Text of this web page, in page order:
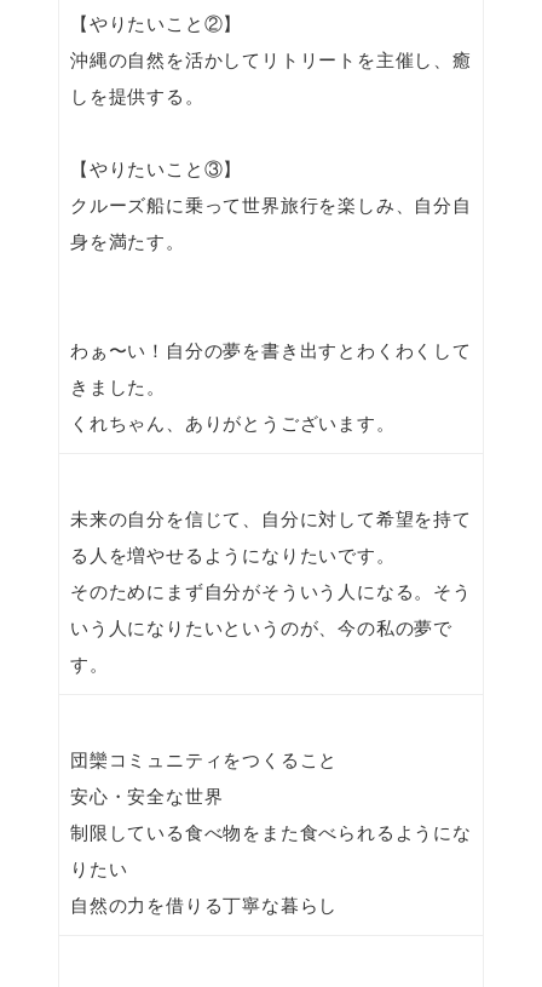
【やりたいこと②】
沖縄の自然を活かしてリトリートを主催し、癒
しを提供する。
【やりたいこと③】
クルーズ船に乗って世界旅行を楽しみ、自分自
身を満たす。
わぁ〜い！自分の夢を書き出すとわくわくして
きました。
くれちゃん、ありがとうございます。
未来の自分を信じて、自分に対して希望を持て
る人を増やせるようになりたいです。
そのためにまず自分がそういう人になる。そう
いう人になりたいというのが、今の私の夢で
す。
団欒コミュニティをつくること
安心・安全な世界
制限している食べ物をまた食べられるようにな
りたい
自然の力を借りる丁寧な暮らし